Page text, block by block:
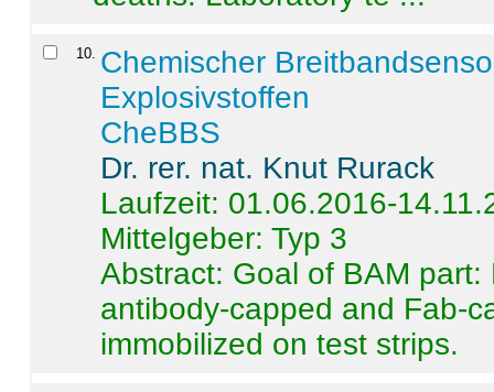
10 Chemischer
Explosivstoffen
CheBBS
Dr. rer. nat. Knut Rurack
Laufzeit: 01.06.2016-
Mittelgeber: Typ 3
Abstract: Goal of BAM
antibody-capped and Fab-
immobilized on test strips.